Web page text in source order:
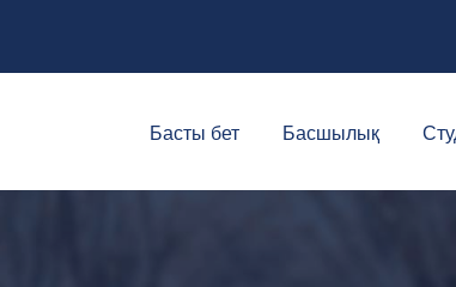
Басты бет Басшылық